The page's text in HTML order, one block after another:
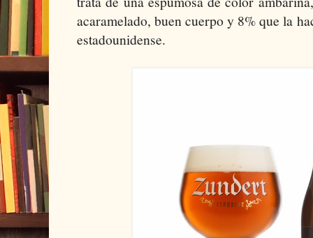
acaramelado, buen cuerpo y 8% que la
estadounidense.